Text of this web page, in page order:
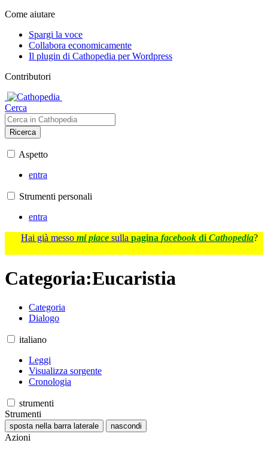
Come aiutare
Spargi la voce
Collabora economicamente
Il plugin di Cathopedia per Wordpress
Contributori
Cerca
Ricerca
Aspetto
entra
Strumenti personali
entra
Hai già messo mi piace sulla pagina facebook di Cathopedia?
Categoria:Eucaristia
Categoria
Dialogo
italiano
Leggi
Visualizza sorgente
Cronologia
strumenti
Strumenti
sposta nella barra laterale nascondi
Azioni